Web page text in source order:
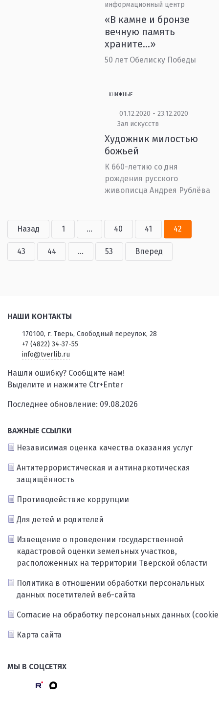
информационный центр
«В камне и бронзе
вечную память
храните...»
50 лет Обелиску Победы
КНИЖНЫЕ
01.12.2020 - 23.12.2020
Зал искусств
Художник милостью
божьей
К 660-летию со дня
рождения русского
живописца Андрея Рублёва
Назад 1 ... 40 41 42
43 44 ... 53 Вперед
НАШИ КОНТАКТЫ
170100, г. Тверь, Свободный переулок, 28
+7 (4822) 34-37-55
info@tverlib.ru
Нашли ошибку? Сообщите нам!
Выделите и нажмите Ctr+Enter
Последнее обновление: 09.08.2026
ВАЖНЫЕ ССЫЛКИ
Независимая оценка качества оказания услуг
Антитеррористическая и антинаркотическая
защищённость
Противодействие коррупции
Для детей и родителей
Извещение о проведении государственной
кадастровой оценки земельных участков,
расположенных на территории Тверской области
Политика в отношении обработки персональных
данных посетителей веб-сайта
Согласие на обработку персональных данных
Карта сайта
МЫ В СОЦСЕТЯХ